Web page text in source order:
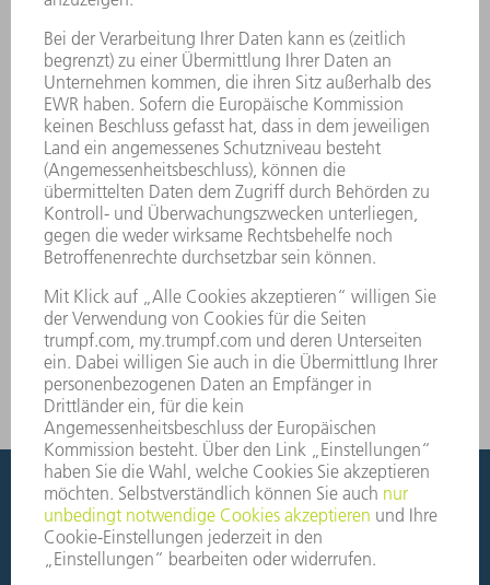
Wirtschaftliches
Laserschneiden mit System
Die TruLaser Serie 1000 Lean Edition
konzentriert sich auf das, was im Alltag zählt:
robuste Bauweise, einfache Bedienung und
zuverlässige Ergebnisse. Mit bis zu 6 kW
Leistung schneiden Sie Bleche bis 25 mm
präzise und reproduzierbar – bei
überschaubarem Invest und niedrigen
Betriebskosten.
ZUM PRODUKT
Finanzierungslösungen mit
Planungssicherheit